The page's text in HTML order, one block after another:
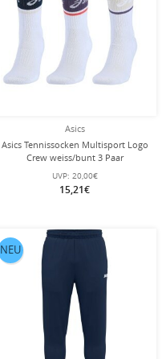
Asics
Asics Tennissocken Multisport Logo
Crew weiss/bunt 3 Paar
UVP: 20,00€
15,21€
NEU